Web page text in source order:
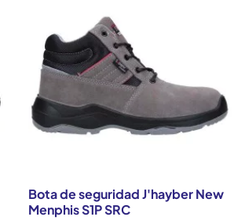
Bota de seguridad J'hayber New
Menphis S1P SRC